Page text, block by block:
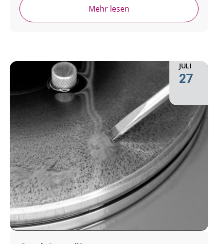
Mehr lesen
JULI
27